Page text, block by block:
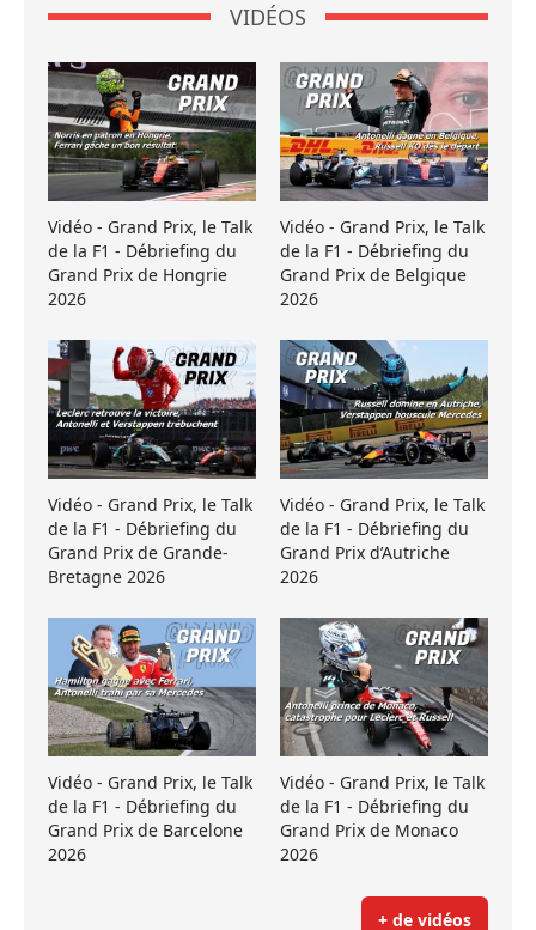
VIDÉOS
Vidéo - Grand Prix, le Talk
de la F1 - Débriefing du
Grand Prix de Hongrie
2026
Vidéo - Grand Prix, le Talk
de la F1 - Débriefing du
Grand Prix de Belgique
2026
Vidéo - Grand Prix, le Talk
de la F1 - Débriefing du
Grand Prix de Grande-
Bretagne 2026
Vidéo - Grand Prix, le Talk
de la F1 - Débriefing du
Grand Prix d’Autriche
2026
Vidéo - Grand Prix, le Talk
de la F1 - Débriefing du
Grand Prix de Barcelone
2026
Vidéo - Grand Prix, le Talk
de la F1 - Débriefing du
Grand Prix de Monaco
2026
+ de vidéos